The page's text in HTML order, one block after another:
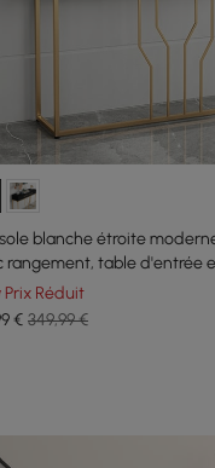
blanche étroite
rangement, table d'entrée
Prix Réduit
€ 349,99 €